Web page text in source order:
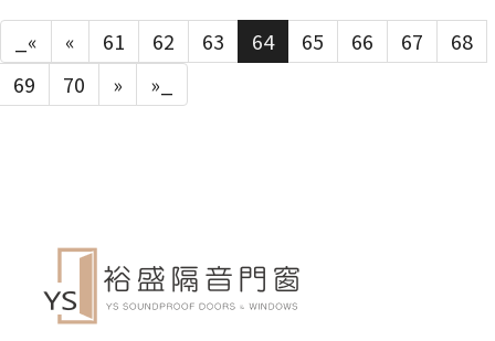
_« « 61 62 63 64 65 66 67
68
69
70 » »_